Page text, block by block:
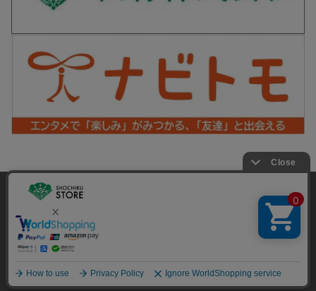
Copyright©SHOCHIKU Co.,Ltd. All Rights Reserved.
当サイトでは利用体験の向上およびコンテンツの最適な提供、ト
ラフィックの分析を目的としてCookieを使用しています。
サイトの閲覧を継続された場合、Cookieの利用に同意したことも
のといたします。
詳細については
承諾する